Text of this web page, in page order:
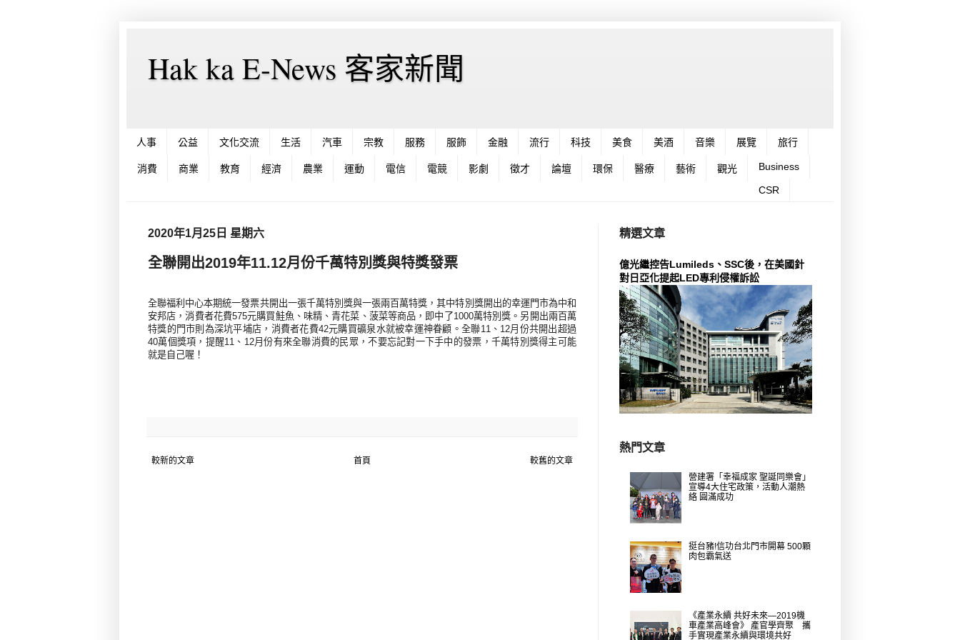
Hak ka E-News 客家新聞
人事 公益 文化交流 生活 汽車 宗教 服務 服飾 金融 流行 科技 美食 美酒 音樂 展覽 旅行
消費 商業 教育 經濟 農業 運動 電信 電競 影劇 徵才 論壇 環保 醫療 藝術 觀光 Business
CSR
2020年1月25日 星期六
全聯開出2019年11.12月份千萬特別獎與特獎發票
全聯福利中心本期統一發票共開出一張千萬特別獎與一張兩百萬特獎，其中特別獎開出的幸運門市為中和
安邦店，消費者花費575元購買鮭魚、味精、青花菜、菠菜等商品，即中了1000萬特別獎。另開出兩百萬
特獎的門市則為深坑平埔店，消費者花費42元購買礦泉水就被幸運神眷顧。全聯11 、 12月份共開出超過
40萬個獎項，提醒11 、 12月份有來全聯消費的民眾，不要忘記對一下手中的發票，千萬特別獎得主可能
就是自己喔！
較新的文章 較舊的文章
首頁
精選文章
億光繼控告Lumileds、SSC後，在美國針
對日亞化提起LED專利侵權訴訟
熱門文章
營建署「幸福成家 聖誕同樂會」
宣導4大住宅政策，活動人潮熱
絡 圓滿成功
挺台豬!信功台北門市開幕 500顆
肉包霸氣送
《產業永續 共好未來—2019機
車產業高峰會》 產官學齊聚 攜
手實現產業永續與環境共好